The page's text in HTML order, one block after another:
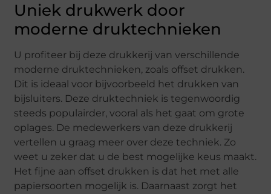
Uniek drukwerk door
moderne druktechnieken
U profiteer bij deze drukkerij van verschillende
moderne druktechnieken, zoals offset drukken.
Dit is ideaal voor bijvoorbeeld het drukken van
bijsluiters. Deze druktechniek is tegenwoordig
steeds populairder, vooral als het gaat om grote
oplages. De medewerkers van deze drukkerij
vertellen u graag meer over deze techniek. Zo
weet u zeker dat u de best mogelijke keus maakt.
Het fijne aan offset drukken is dat het met alle
papiersoorten mogelijk is. Daarnaast zorgt het